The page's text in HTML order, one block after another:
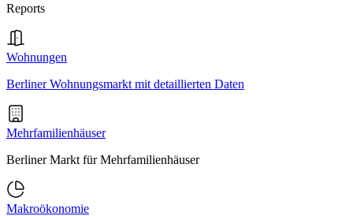
Reports
Wohnungen
Berliner Wohnungsmarkt mit detaillierten Daten
Mehrfamilienhäuser
Berliner Markt für Mehrfamilienhäuser
Makroökonomie